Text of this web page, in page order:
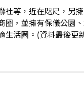
社等，近在咫尺，另
圈，並擁有保儀公園
生活圈。(資料最後更